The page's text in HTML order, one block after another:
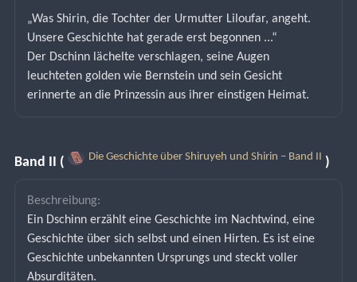
„Was Shirin, die Tochter der Urmutter Liloufar, angeht.
Unsere Geschichte hat gerade erst begonnen ...“
Der Dschinn lächelte verschlagen, seine Augen
leuchteten golden wie Bernstein und sein Gesicht
erinnerte an die Prinzessin aus ihrer einstigen Heimat.
Band II ( Die Geschichte über Shiruyeh und Shirin – Band II )
Beschreibung:
Ein Dschinn erzählt eine Geschichte im Nachtwind, eine
Geschichte über sich selbst und einen Hirten. Es ist eine
Geschichte unbekannten Ursprungs und steckt voller
Absurditäten.